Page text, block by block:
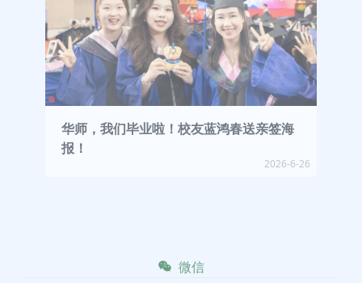
华师，我们毕业啦！校友蓝鸿春送亲签海
报！
2026-6-26
微信